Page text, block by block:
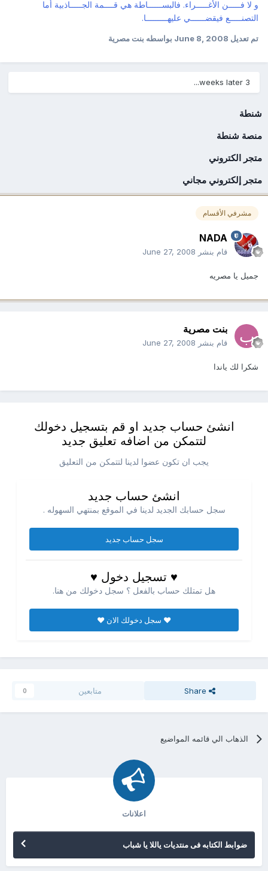
و لا فـــــن الأغـــــراء. فالبســــــاطة هي قــــمة الجـــــاذبية أما
التصنـــــع فيقضــــــي عليهـــــــــا.
تم تعديلJune 8, 2008بواسطه بنت مصرية
3 weeks later...
شنطة
منصة شنطة
متجر الكتروني
متجر إلكتروني مجاني
مشرفي الأقسام
NADA
قام بنشر June 27, 2008
جميل يا مصريه
بنت مصرية
قام بنشر June 27, 2008
شكرا لك ياندا
انشئ حساب جديد او قم بتسجيل دخولك
لتتمكن من اضافه تعليق جديد
يجب ان تكون عضوا لدينا لتتمكن من التعليق
انشئ حساب جديد
سجل حسابك الجديد لدينا في الموقع بمنتهي السهوله .
سجل حساب جديد
♥ تسجيل دخول ♥
هل تمتلك حساب بالفعل ؟ سجل دخولك من هنا.
♥ سجل دخولك الان ♥
Share متابعين 0
الذهاب الي قائمه المواضيع
اعلانات
ضوابط الكتابه فى منتديات ياللا يا شباب